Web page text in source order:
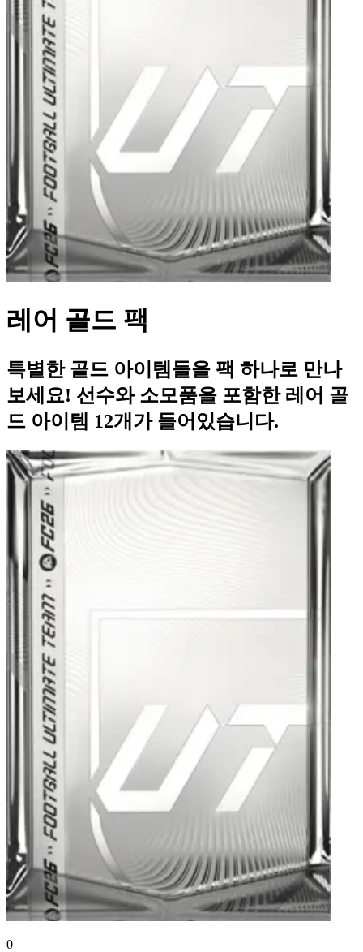
레어 골드 팩
특별한 골드 아이템들을 팩 하나로 만나
보세요! 선수와 소모품을 포함한 레어 골
드 아이템 12개가 들어있습니다.
0